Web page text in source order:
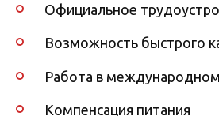
Официальное
Возможность быстрого
Работа в
Компенсация питания